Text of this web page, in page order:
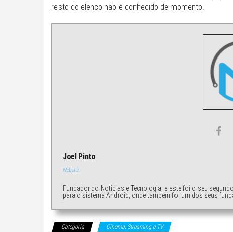
resto do elenco não é conhecido de momento.
Joel Pinto
Website
Fundador do Noticias e Tecnologia, e este foi o seu
para o sistema Android, onde também foi um dos seus
Categoria Cinema, Streaming e TV